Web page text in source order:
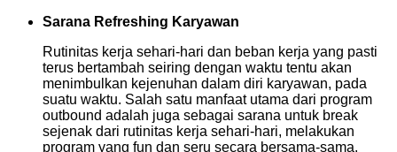
Sarana Refreshing Karyawan
Rutinitas kerja sehari-hari dan beban kerja yang pasti
terus bertambah seiring dengan waktu tentu akan
menimbulkan kejenuhan dalam diri karyawan, pada
suatu waktu. Salah satu manfaat utama dari program
outbound adalah juga sebagai sarana untuk break
sejenak dari rutinitas kerja sehari-hari, melakukan
program yang fun dan seru secara bersama-sama.